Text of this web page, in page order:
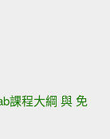
課程大綱 與 免